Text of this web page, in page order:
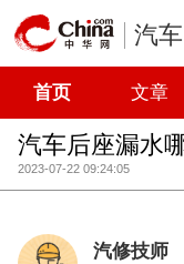
汽车
首页 文章
汽车后座漏水
2023-07-22 09:24:05
汽修技师